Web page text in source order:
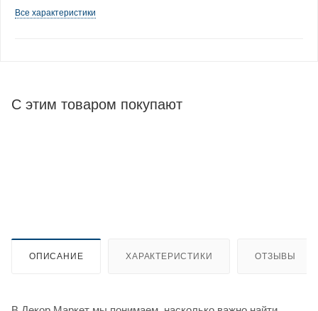
Все характеристики
С этим товаром покупают
ОПИСАНИЕ ХАРАКТЕРИСТИКИ ОТЗЫВЫ